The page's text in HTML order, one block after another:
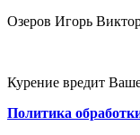
Озеров Игорь
Курение вредит
Политика